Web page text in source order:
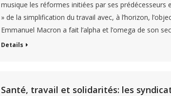
musique les réformes initiées par ses prédécesseurs
» de la simplification du travail avec, à l’horizon,
Emmanuel Macron a fait l’alpha et l’omega de son
Details
Santé, travail et solidarités: les